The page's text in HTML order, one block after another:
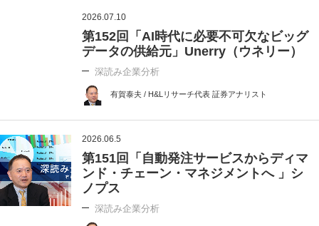
2026.07.10
第152回「AI時代に必要不可欠なビッグ
データの供給元」Unerry（ウネリー）
深読み企業分析
有賀泰夫 / H&Lリサーチ代表 証券アナリスト
2026.06.5
第151回「自動発注サービスからディマ
ンド・チェーン・マネジメントへ 」シ
ノプス
深読み企業分析